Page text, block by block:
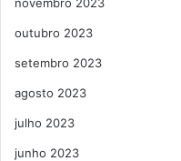
outubro 2023
setembro 2023
agosto 2023
julho 2023
junho 2023